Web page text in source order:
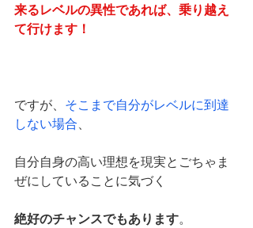
来るレベルの異性であれば、乗り越え
て行けます！
ですが、 そこまで自分がレベルに到達
しない場合、
自分自身の高い理想を現実とごちゃま
ぜにしていることに気づく
絶好のチャンスでもあります。